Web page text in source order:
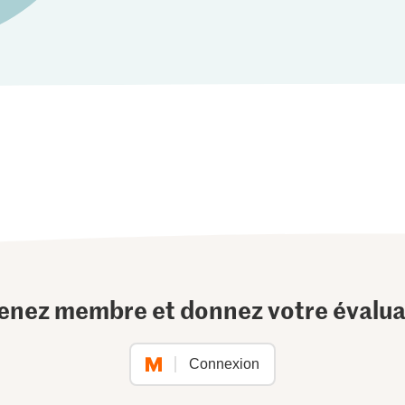
membre et donnez votre
Connexion